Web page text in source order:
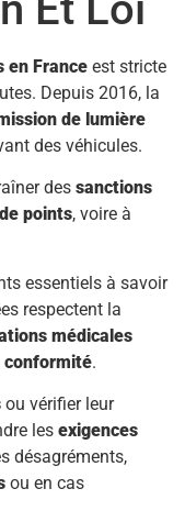
en France est stricte
Depuis 2016, la
de lumière
des véhicules.
des sanctions
points, voire à
essentiels à savoir
respectent la
médicales
conformité.
ou vérifier leur
les exigences
désagréments,
ou en cas